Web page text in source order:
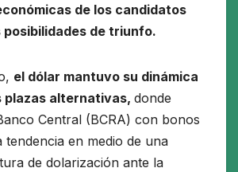
de los candidatos
posibilidades de triunfo.
el dólar mantuvo su dinámica
plazas alternativas, donde
Central (BCRA) con bonos
en medio de una
de dolarización ante la